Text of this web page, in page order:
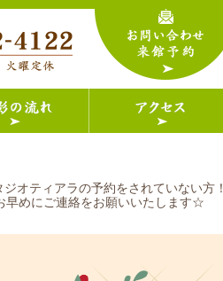
オティアラの予約をされていない方！
早めにご連絡をお願いいたします☆